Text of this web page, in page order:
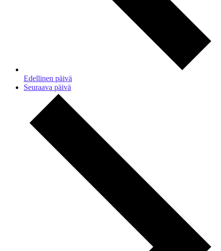
Edellinen päivä
Seuraava päivä